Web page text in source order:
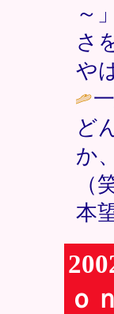
～
さ
や
ど
か
（
本
ｏ